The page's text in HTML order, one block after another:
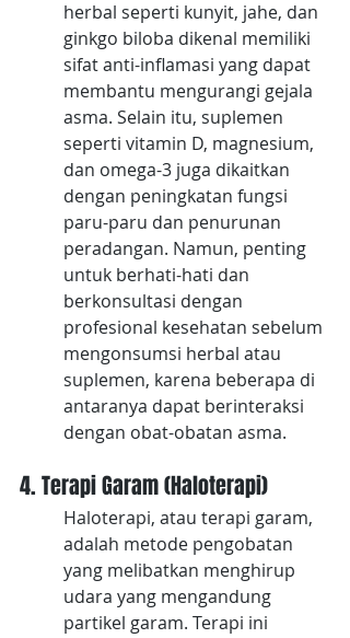
herbal seperti kunyit, jahe, dan
ginkgo biloba dikenal memiliki
sifat anti-inflamasi yang dapat
membantu mengurangi gejala
asma. Selain itu, suplemen
seperti vitamin D, magnesium,
dan omega-3 juga dikaitkan
dengan peningkatan fungsi
paru-paru dan penurunan
peradangan. Namun, penting
untuk berhati-hati dan
berkonsultasi dengan
profesional kesehatan sebelum
mengonsumsi herbal atau
suplemen, karena beberapa di
antaranya dapat berinteraksi
dengan obat-obatan asma.
4. Terapi Garam (Haloterapi)
Haloterapi, atau terapi garam,
adalah metode pengobatan
yang melibatkan menghirup
udara yang mengandung
partikel garam. Terapi ini